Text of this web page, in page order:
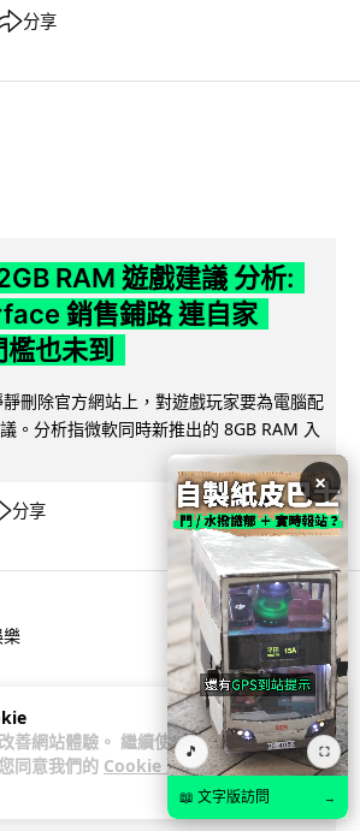
善網站體驗。 繼續使用
同意我們的 Cookie 政
分享
RAM 遊戲建議 分析:
銷售鋪路 連自家
也未到
刪除官方網站上，對遊戲玩家要為電腦配
。分析指微軟同時新推出的 8GB RAM 入
分享
元精品後棄單 大阪女 2 年
賊王,火影周邊產品
×
🎵 ⛶
📖 文字版訪問 →